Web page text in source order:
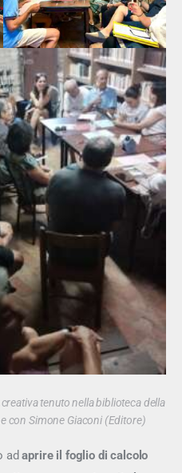
tenuto nella biblioteca della
con Simone Giaconi (Editore)
adaprire il foglio di calcolo